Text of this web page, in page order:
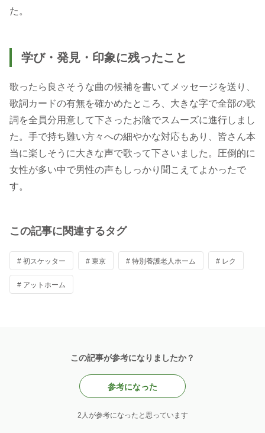
た。
学び・発見・印象に残ったこと
歌ったら良さそうな曲の候補を書いてメッセージを送り、
歌詞カードの有無を確かめたところ、大きな字で全部の歌
詞を全員分用意して下さったお陰でスムーズに進行しまし
た。手で持ち難い方々への細やかな対応もあり、皆さん本
当に楽しそうに大きな声で歌って下さいました。圧倒的に
女性が多い中で男性の声もしっかり聞こえてよかったで
す。
この記事に関連するタグ
# 初スケッター # 東京 # 特別養護老人ホーム # レク
# アットホーム
この記事が参考になりましたか？
参考になった
2人が参考になったと思っています